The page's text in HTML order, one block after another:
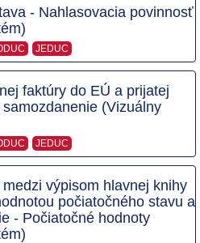
- Nahlasovacia povinnosť
JEDUC
faktúry do EÚ a prijatej
(Vizuálny
JEDUC
výpisom hlavnej knihy
počiatočného stavu a
- Počiatočné hodnoty